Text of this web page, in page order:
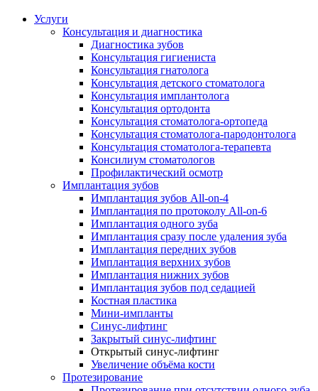
Услуги
Консультация и диагностика
Диагностика зубов
Консультация гигиениста
Консультация гнатолога
Консультация детского стоматолога
Консультация имплантолога
Консультация ортодонта
Консультация стоматолога-ортопеда
Консультация стоматолога-пародонтолога
Консультация стоматолога-терапевта
Консилиум стоматологов
Профилактический осмотр
Имплантация зубов
Имплантация зубов All-on-4
Имплантация по протоколу All-on-6
Имплантация одного зуба
Имплантация сразу после удаления зуба
Имплантация передних зубов
Имплантация верхних зубов
Имплантация нижних зубов
Имплантация зубов под седацией
Костная пластика
Мини-импланты
Синус-лифтинг
Закрытый синус-лифтинг
Открытый синус-лифтинг
Увеличение объёма кости
Протезирование